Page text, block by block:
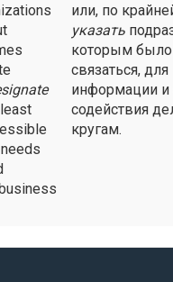
или, по
указать
которым
связаться,
информации и
содействия
кругам.